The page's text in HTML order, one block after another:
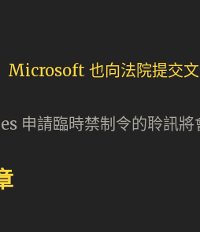
Microsoft 也向法院提交
申請臨時禁制令的聆訊